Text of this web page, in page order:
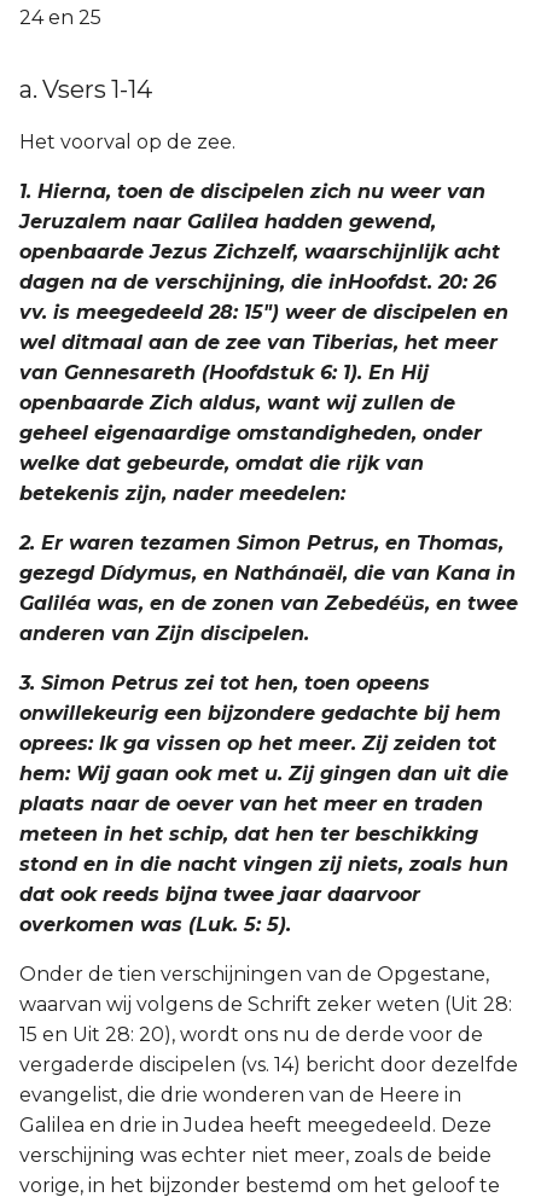
24 en 25
a. Vsers 1-14
Het voorval op de zee.
1. Hierna, toen de discipelen zich nu weer van
Jeruzalem naar Galilea hadden gewend,
openbaarde Jezus Zichzelf, waarschijnlijk acht
dagen na de verschijning, die inHoofdst. 20: 26
vv. is meegedeeld 28: 15") weer de discipelen en
wel ditmaal aan de zee van Tiberias, het meer
van Gennesareth (Hoofdstuk 6: 1). En Hij
openbaarde Zich aldus, want wij zullen de
geheel eigenaardige omstandigheden, onder
welke dat gebeurde, omdat die rijk van
betekenis zijn, nader meedelen:
2. Er waren tezamen Simon Petrus, en Thomas,
gezegd Dídymus, en Nathánaël, die van Kana in
Galiléa was, en de zonen van Zebedéüs, en twee
anderen van Zijn discipelen.
3. Simon Petrus zei tot hen, toen opeens
onwillekeurig een bijzondere gedachte bij hem
oprees: Ik ga vissen op het meer. Zij zeiden tot
hem: Wij gaan ook met u. Zij gingen dan uit die
plaats naar de oever van het meer en traden
meteen in het schip, dat hen ter beschikking
stond en in die nacht vingen zij niets, zoals hun
dat ook reeds bijna twee jaar daarvoor
overkomen was (Luk. 5: 5).
Onder de tien verschijningen van de Opgestane,
waarvan wij volgens de Schrift zeker weten (Uit 28:
15 en Uit 28: 20), wordt ons nu de derde voor de
vergaderde discipelen (vs. 14) bericht door dezelfde
evangelist, die drie wonderen van de Heere in
Galilea en drie in Judea heeft meegedeeld. Deze
verschijning was echter niet meer, zoals de beide
vorige, in het bijzonder bestemd om het geloof te